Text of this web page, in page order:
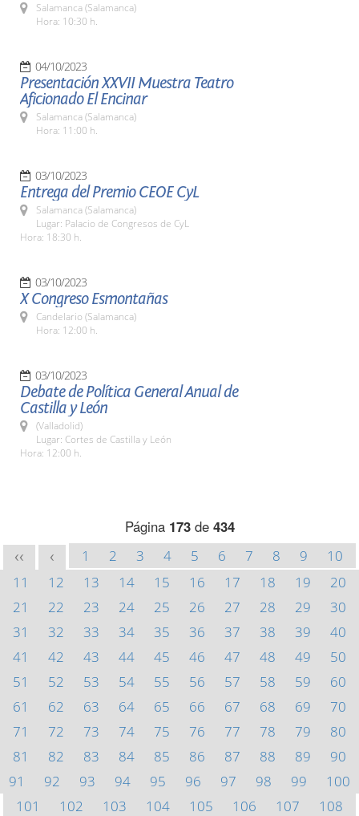
Salamanca (Salamanca)
Hora: 10:30 h.
04/10/2023
Presentación XXVII Muestra Teatro
Aficionado El Encinar
Salamanca (Salamanca)
Hora: 11:00 h.
03/10/2023
Entrega del Premio CEOE CyL
Salamanca (Salamanca)
Lugar: Palacio de Congresos de CyL
Hora: 18:30 h.
03/10/2023
X Congreso Esmontañas
Candelario (Salamanca)
Hora: 12:00 h.
03/10/2023
Debate de Política General Anual de
Castilla y León
(Valladolid)
Lugar: Cortes de Castilla y León
Hora: 12:00 h.
Página 173de 434
<< < 1 2 3 4 5 6 7 8 9
10
11
12 13 14 15 16 17 18 19
20
21
22 23 24 25 26 27 28 29
30
31
32 33 34 35 36 37 38 39
40
41
42 43 44 45 46 47 48 49
50
51
52 53 54 55 56 57 58 59
60
61
62 63 64 65 66 67 68 69
70
71
72 73 74 75 76 77 78 79
80
81
82 83 84 85 86 87 88 89
90
91
92 93 94 95 96 97 98 99
100
101
102 103 104 105 106 107
108